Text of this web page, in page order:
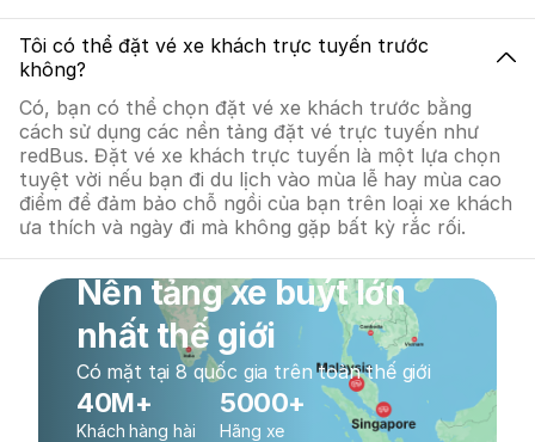
Tôi có thể đặt vé xe khách trực tuyến trước
không?
Có, bạn có thể chọn đặt vé xe khách trước bằng
cách sử dụng các nền tảng đặt vé trực tuyến như
redBus. Đặt vé xe khách trực tuyến là một lựa chọn
tuyệt vời nếu bạn đi du lịch vào mùa lễ hay mùa cao
điểm để đảm bảo chỗ ngồi của bạn trên loại xe khách
ưa thích và ngày đi mà không gặp bất kỳ rắc rối.
Nền tảng xe buýt lớn
nhất thế giới
Có mặt tại 8 quốc gia trên toàn thế giới
40M+
Khách hàng hài
5000+
Hãng xe